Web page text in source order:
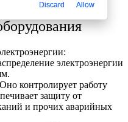
электроэнергии
контролирует работу
защиту от
и прочих аварийных
Discard Allow